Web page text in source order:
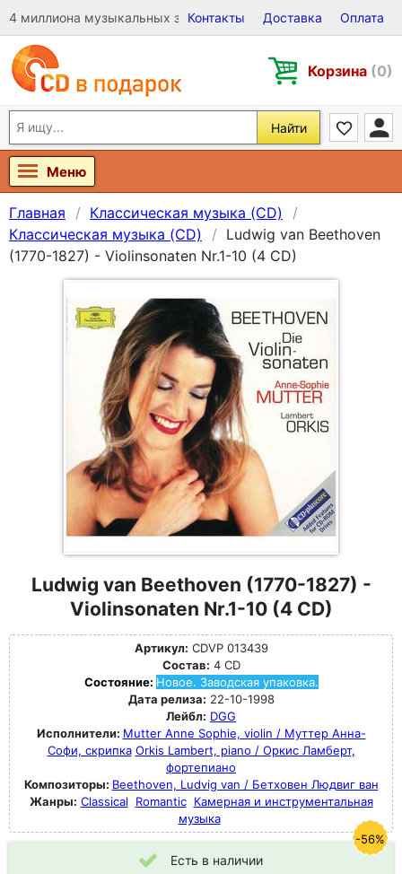
4 миллиона музыкальных записей на Виниле, CD и DVD
Контакты Доставка Оплата
Корзина (0)
Найти
Меню
Главная
Классическая музыка (CD)
Классическая музыка (CD)
Ludwig van Beethoven
(1770-1827) - Violinsonaten Nr.1-10 (4 CD)
Ludwig van Beethoven (1770-1827) -
Violinsonaten Nr.1-10 (4 CD)
Артикул: CDVP 013439
Состав: 4 CD
Состояние: Новое. Заводская упаковка.
Дата релиза: 22-10-1998
Лейбл: DGG
Исполнители: Mutter Anne Sophie, violin / Муттер Анна-
Софи, скрипка Orkis Lambert, piano / Оркис Ламберт,
фортепиано
Композиторы: Beethoven, Ludvig van / Бетховен Людвиг ван
Жанры: Classical Romantic Камерная и инструментальная
музыка
Есть в наличии
-56%